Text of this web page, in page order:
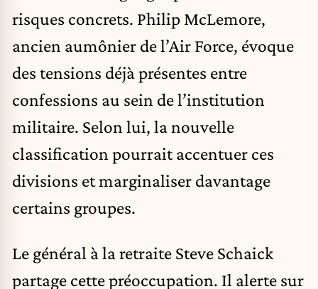
risques concrets. Philip McLemore,
ancien aumônier de l’Air Force, évoque
des tensions déjà présentes entre
confessions au sein de l’institution
militaire. Selon lui, la nouvelle
classification pourrait accentuer ces
divisions et marginaliser davantage
certains groupes.
Le général à la retraite Steve Schaick
partage cette préoccupation. Il alerte sur